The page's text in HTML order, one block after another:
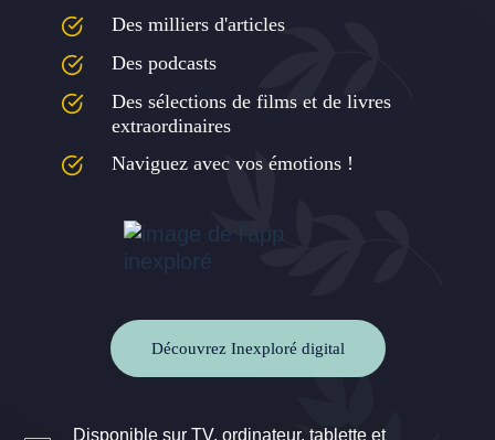
Des milliers d'articles
Des podcasts
Des sélections de films et de livres
extraordinaires
Naviguez avec vos émotions !
Découvrez Inexploré digital
Disponible sur TV, ordinateur, tablette et